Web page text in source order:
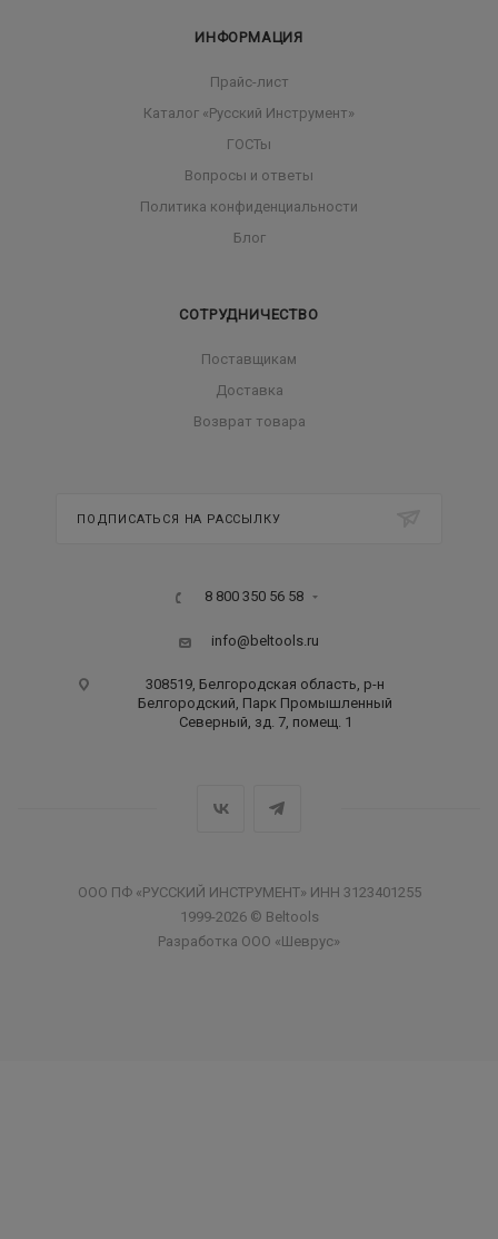
ИНФОРМАЦИЯ
Прайс-лист
Каталог «Русский Инструмент»
ГОСТы
Вопросы и ответы
Политика конфиденциальности
Блог
СОТРУДНИЧЕСТВО
Поставщикам
Доставка
Возврат товара
ПОДПИСАТЬСЯ НА РАССЫЛКУ
8 800 350 56 58
info@beltools.ru
308519, Белгородская область, р-н
Белгородский, Парк Промышленный
Северный, зд. 7, помещ. 1
ООО ПФ «РУССКИЙ ИНСТРУМЕНТ» ИНН 3123401255
1999-2026 © Beltools
Разработка ООО «Шеврус»